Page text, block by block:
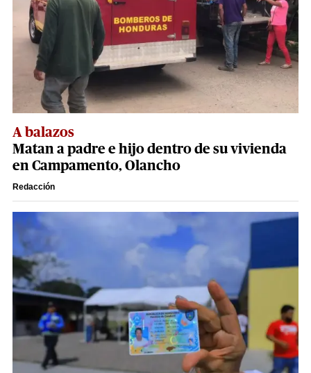
A balazos
Matan a padre e hijo dentro de su vivienda
en Campamento, Olancho
Redacción